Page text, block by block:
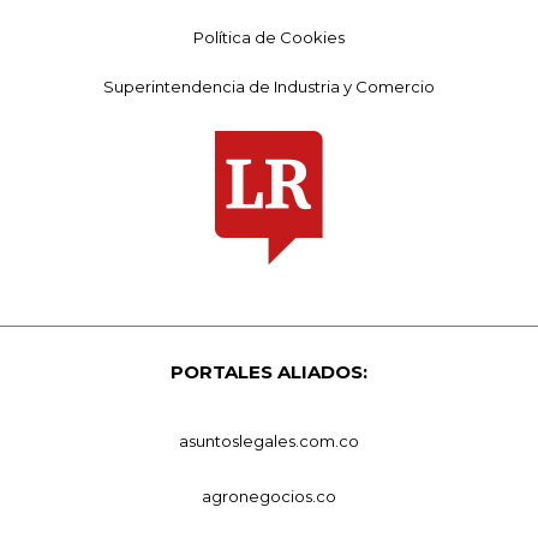
Política de Cookies
Superintendencia de Industria y Comercio
PORTALES ALIADOS:
asuntoslegales.com.co
agronegocios.co